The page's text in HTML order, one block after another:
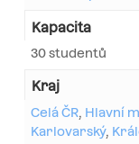
Kapacita
30 studentů
Kraj
Celá ČR, Hlavní
Karlovarský,